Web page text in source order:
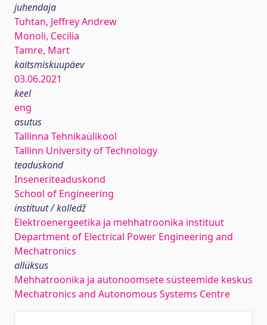
juhendaja
Tuhtan, Jeffrey Andrew
Monoli, Cecilia
Tamre, Mart
kaitsmiskuupäev
03.06.2021
keel
eng
asutus
Tallinna Tehnikaülikool
Tallinn University of Technology
teaduskond
Inseneriteaduskond
School of Engineering
instituut / kolledž
Elektroenergeetika ja mehhatroonika instituut
Department of Electrical Power Engineering and
Mechatronics
allüksus
Mehhatroonika ja autonoomsete süsteemide keskus
Mechatronics and Autonomous Systems Centre